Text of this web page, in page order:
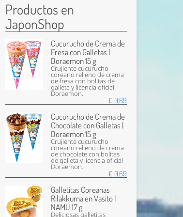
Productos en
JaponShop
Cucurucho de Crema de
Fresa con Galletas |
Doraemon 15 g
Crujiente cucurucho
coreano relleno de crema
de fresa con bolitas de
galleta y licencia oficial
Doraemon.
€ 0,69
Cucurucho de Crema de
Chocolate con Galletas |
Doraemon 15 g
Crujiente cucurucho
coreano relleno de crema
de chocolate con bolitas
de galleta y licencia oficial
Doraemon.
€ 0,69
Galletitas Coreanas
Rilakkuma en Vasito |
NAMU 17 g
Deliciosas galletitas